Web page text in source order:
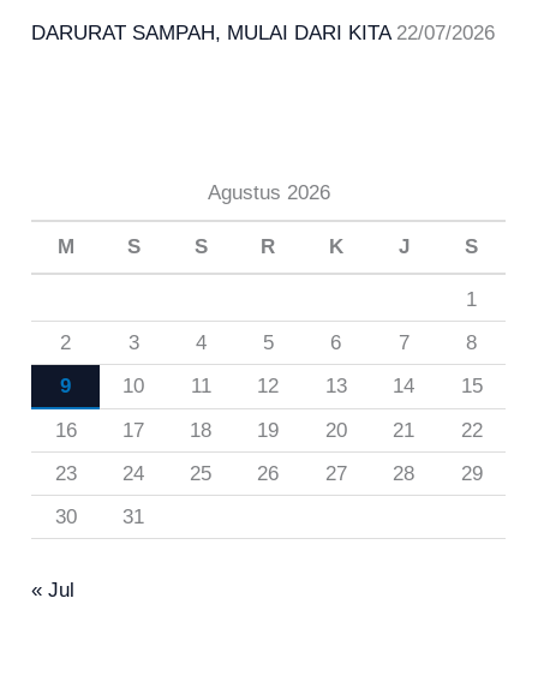
DARURAT SAMPAH, MULAI DARI KITA 22/07/2026
Agustus 2026
M S S R K J S
1
2
3 4 5 6 7
8
9
10 11 12 13 14
15
16
17 18 19 20 21
22
23
24 25 26 27 28
29
30
31
« Jul